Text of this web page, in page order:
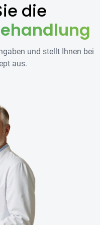
die
und stellt Ihnen bei
aus.